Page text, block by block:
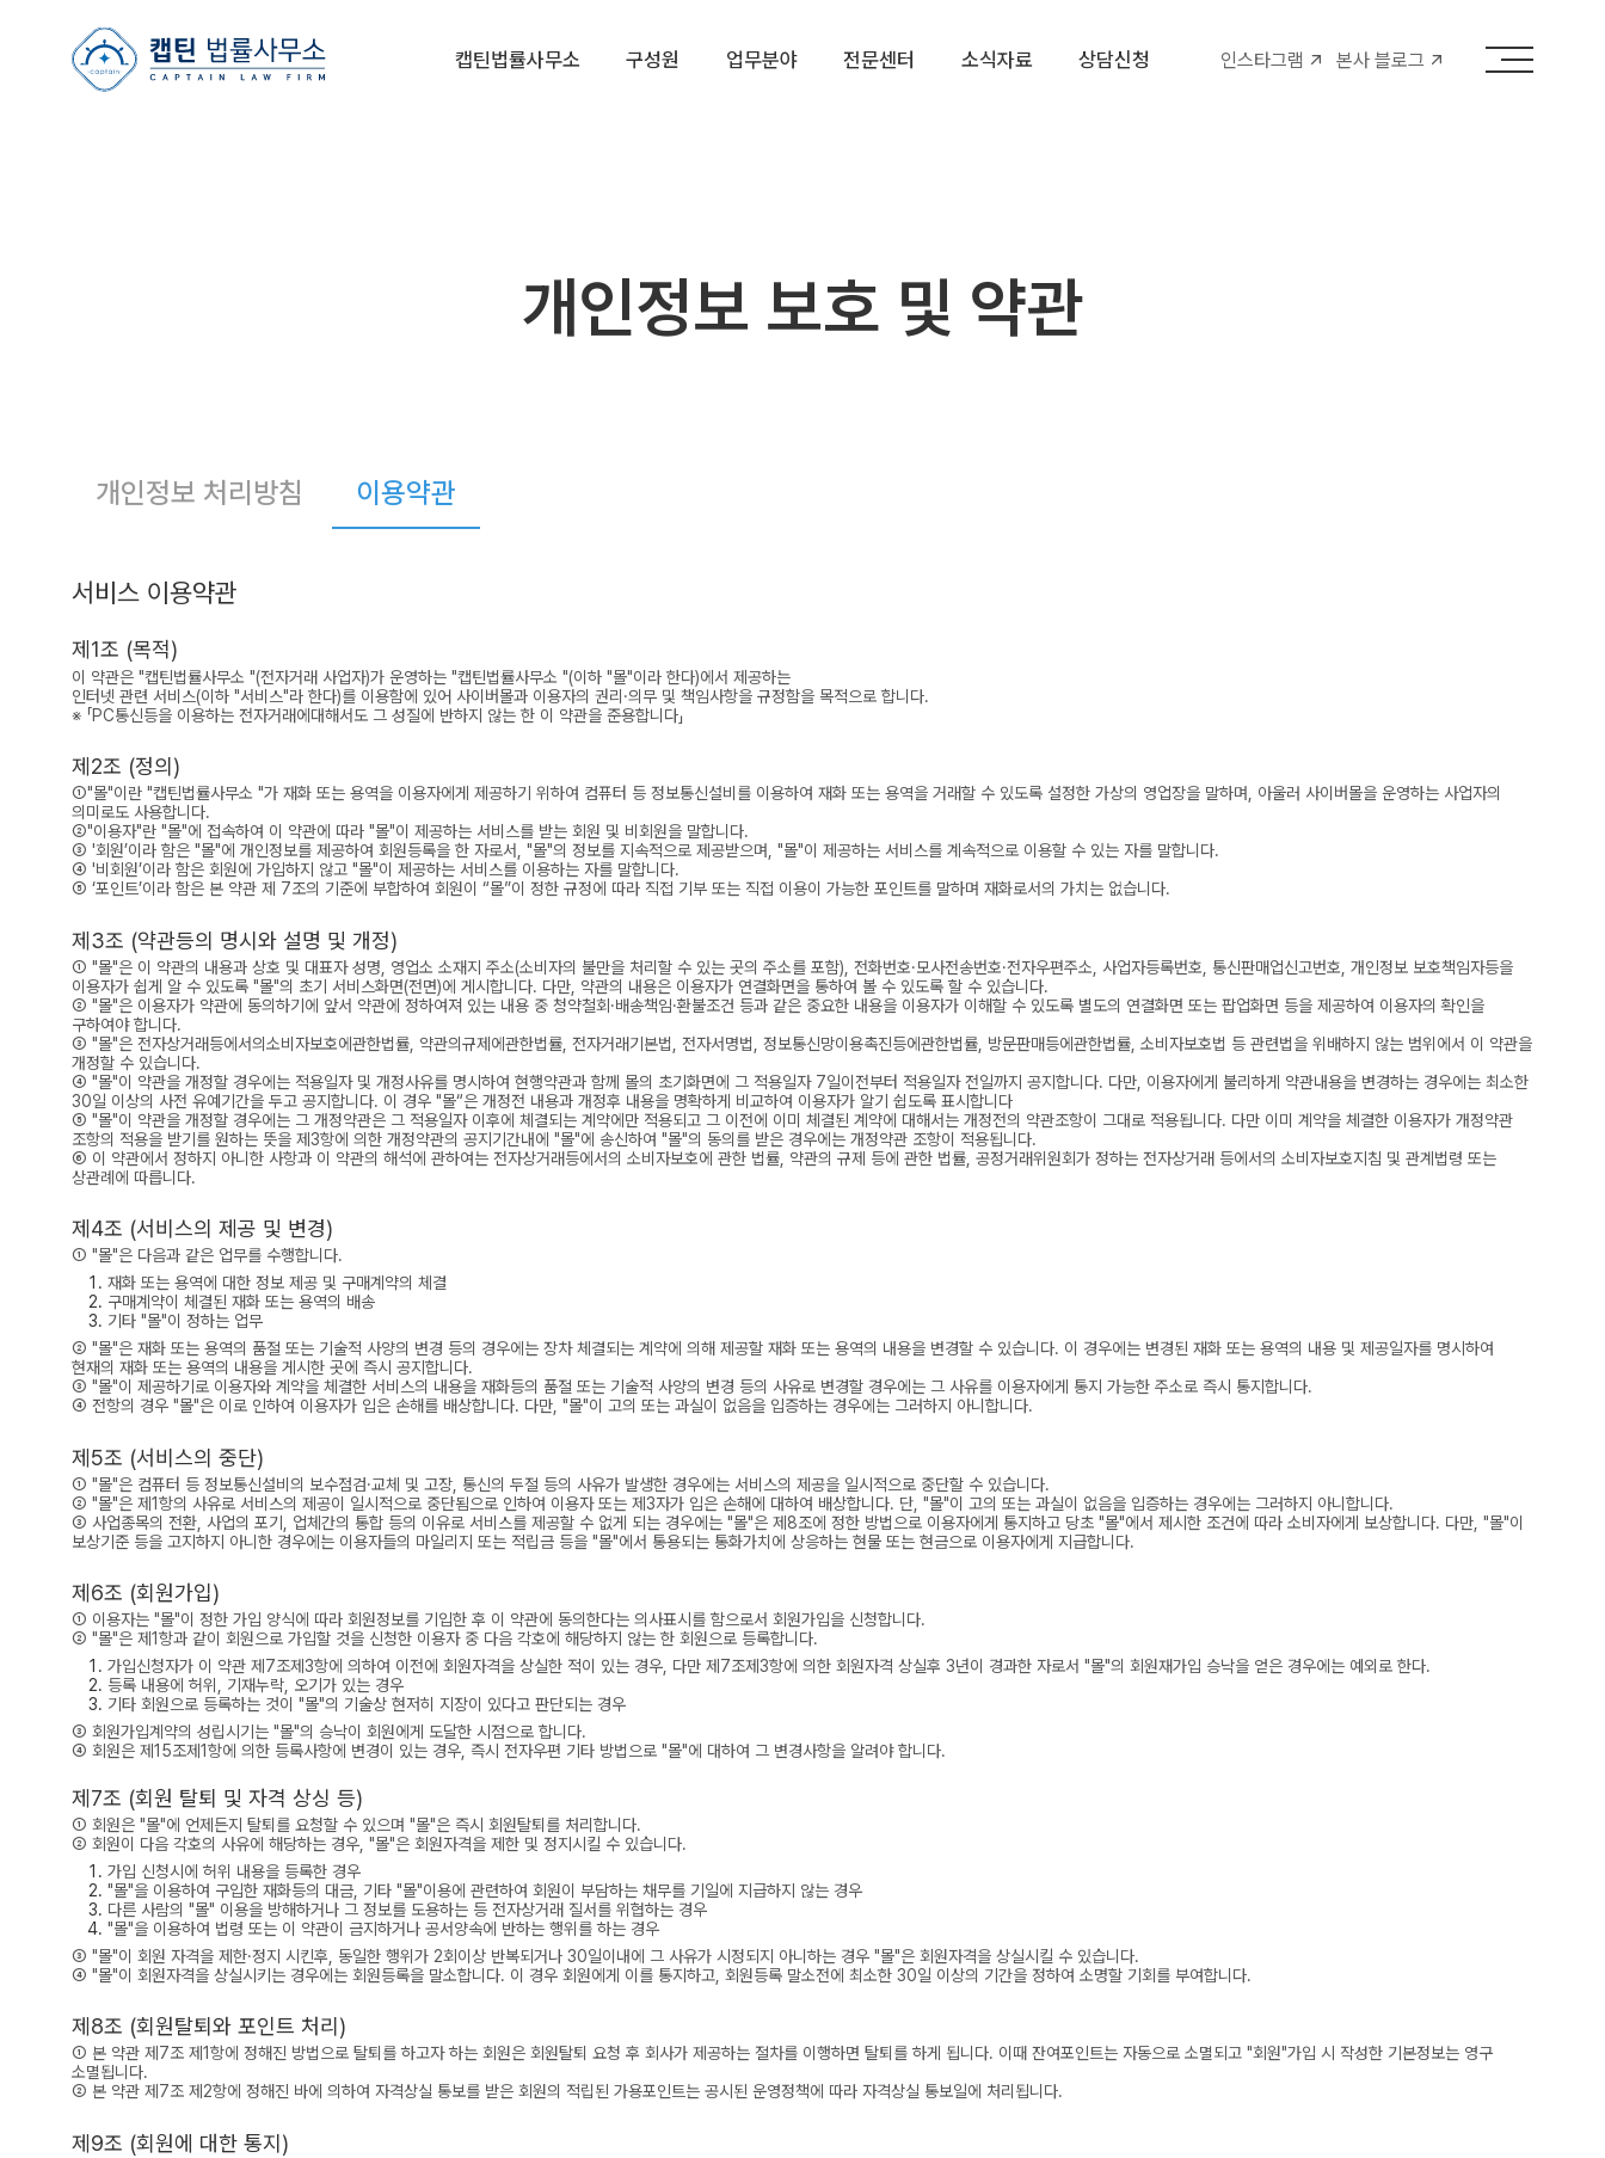
캡틴법률사무소
캡틴법률사무소 구성원 업무분야 전문센터 소식자료 상담신청 인스타그램 본사 블로그
개인정보 보호 및 약관
개인정보 처리방침 이용약관
서비스 이용약관
제1조 (목적)
이 약관은 "캡틴법률사무소 "(전자거래 사업자)가 운영하는 "캡틴법률사무소 "(이하 "몰"이라 한다)에서 제공하는
인터넷 관련 서비스(이하 "서비스"라 한다)를 이용함에 있어 사이버몰과 이용자의 권리·의무 및 책임사항을 규정함을 목적으로 합니다.
※ 「PC통신등을 이용하는 전자거래에대해서도 그 성질에 반하지 않는 한 이 약관을 준용합니다」
제2조 (정의)
①"몰"이란 "캡틴법률사무소 "가 재화 또는 용역을 이용자에게 제공하기 위하여 컴퓨터 등 정보통신설비를 이용하여 재화 또는 용역을 거래할 수 있도록 설정한 가상의 영업장을 말하며, 아울러 사이버몰을 운영하는 사업자의
의미로도 사용합니다.
②"이용자"란 "몰"에 접속하여 이 약관에 따라 "몰"이 제공하는 서비스를 받는 회원 및 비회원을 말합니다.
③ '회원’이라 함은 "몰"에 개인정보를 제공하여 회원등록을 한 자로서, "몰"의 정보를 지속적으로 제공받으며, "몰"이 제공하는 서비스를 계속적으로 이용할 수 있는 자를 말합니다.
④ '비회원’이라 함은 회원에 가입하지 않고 "몰"이 제공하는 서비스를 이용하는 자를 말합니다.
⑤ ‘포인트’이라 함은 본 약관 제 7조의 기준에 부합하여 회원이 “몰”이 정한 규정에 따라 직접 기부 또는 직접 이용이 가능한 포인트를 말하며 재화로서의 가치는 없습니다.
제3조 (약관등의 명시와 설명 및 개정)
① "몰"은 이 약관의 내용과 상호 및 대표자 성명, 영업소 소재지 주소(소비자의 불만을 처리할 수 있는 곳의 주소를 포함), 전화번호·모사전송번호·전자우편주소, 사업자등록번호, 통신판매업신고번호, 개인정보 보호책임자등을
이용자가 쉽게 알 수 있도록 "몰"의 초기 서비스화면(전면)에 게시합니다. 다만, 약관의 내용은 이용자가 연결화면을 통하여 볼 수 있도록 할 수 있습니다.
② "몰"은 이용자가 약관에 동의하기에 앞서 약관에 정하여져 있는 내용 중 청약철회·배송책임·환불조건 등과 같은 중요한 내용을 이용자가 이해할 수 있도록 별도의 연결화면 또는 팝업화면 등을 제공하여 이용자의 확인을
구하여야 합니다.
③ "몰"은 전자상거래등에서의소비자보호에관한법률, 약관의규제에관한법률, 전자거래기본법, 전자서명법, 정보통신망이용촉진등에관한법률, 방문판매등에관한법률, 소비자보호법 등 관련법을 위배하지 않는 범위에서 이 약관을
개정할 수 있습니다.
④ "몰"이 약관을 개정할 경우에는 적용일자 및 개정사유를 명시하여 현행약관과 함께 몰의 초기화면에 그 적용일자 7일이전부터 적용일자 전일까지 공지합니다. 다만, 이용자에게 불리하게 약관내용을 변경하는 경우에는 최소한
30일 이상의 사전 유예기간을 두고 공지합니다. 이 경우 "몰“은 개정전 내용과 개정후 내용을 명확하게 비교하여 이용자가 알기 쉽도록 표시합니다
⑤ "몰"이 약관을 개정할 경우에는 그 개정약관은 그 적용일자 이후에 체결되는 계약에만 적용되고 그 이전에 이미 체결된 계약에 대해서는 개정전의 약관조항이 그대로 적용됩니다. 다만 이미 계약을 체결한 이용자가 개정약관
조항의 적용을 받기를 원하는 뜻을 제3항에 의한 개정약관의 공지기간내에 "몰"에 송신하여 "몰"의 동의를 받은 경우에는 개정약관 조항이 적용됩니다.
⑥ 이 약관에서 정하지 아니한 사항과 이 약관의 해석에 관하여는 전자상거래등에서의 소비자보호에 관한 법률, 약관의 규제 등에 관한 법률, 공정거래위원회가 정하는 전자상거래 등에서의 소비자보호지침 및 관계법령 또는
상관례에 따릅니다.
제4조 (서비스의 제공 및 변경)
① "몰"은 다음과 같은 업무를 수행합니다.
재화 또는 용역에 대한 정보 제공 및 구매계약의 체결
구매계약이 체결된 재화 또는 용역의 배송
기타 "몰"이 정하는 업무
② "몰"은 재화 또는 용역의 품절 또는 기술적 사양의 변경 등의 경우에는 장차 체결되는 계약에 의해 제공할 재화 또는 용역의 내용을 변경할 수 있습니다. 이 경우에는 변경된 재화 또는 용역의 내용 및 제공일자를 명시하여
현재의 재화 또는 용역의 내용을 게시한 곳에 즉시 공지합니다.
③ "몰"이 제공하기로 이용자와 계약을 체결한 서비스의 내용을 재화등의 품절 또는 기술적 사양의 변경 등의 사유로 변경할 경우에는 그 사유를 이용자에게 통지 가능한 주소로 즉시 통지합니다.
④ 전항의 경우 "몰"은 이로 인하여 이용자가 입은 손해를 배상합니다. 다만, "몰"이 고의 또는 과실이 없음을 입증하는 경우에는 그러하지 아니합니다.
제5조 (서비스의 중단)
① "몰"은 컴퓨터 등 정보통신설비의 보수점검·교체 및 고장, 통신의 두절 등의 사유가 발생한 경우에는 서비스의 제공을 일시적으로 중단할 수 있습니다.
② "몰"은 제1항의 사유로 서비스의 제공이 일시적으로 중단됨으로 인하여 이용자 또는 제3자가 입은 손해에 대하여 배상합니다. 단, "몰"이 고의 또는 과실이 없음을 입증하는 경우에는 그러하지 아니합니다.
③ 사업종목의 전환, 사업의 포기, 업체간의 통합 등의 이유로 서비스를 제공할 수 없게 되는 경우에는 "몰"은 제8조에 정한 방법으로 이용자에게 통지하고 당초 "몰"에서 제시한 조건에 따라 소비자에게 보상합니다. 다만, "몰"이
보상기준 등을 고지하지 아니한 경우에는 이용자들의 마일리지 또는 적립금 등을 "몰"에서 통용되는 통화가치에 상응하는 현물 또는 현금으로 이용자에게 지급합니다.
제6조 (회원가입)
① 이용자는 "몰"이 정한 가입 양식에 따라 회원정보를 기입한 후 이 약관에 동의한다는 의사표시를 함으로서 회원가입을 신청합니다.
② "몰"은 제1항과 같이 회원으로 가입할 것을 신청한 이용자 중 다음 각호에 해당하지 않는 한 회원으로 등록합니다.
가입신청자가 이 약관 제7조제3항에 의하여 이전에 회원자격을 상실한 적이 있는 경우, 다만 제7조제3항에 의한 회원자격 상실후 3년이 경과한 자로서 "몰"의 회원재가입 승낙을 얻은 경우에는 예외로 한다.
등록 내용에 허위, 기재누락, 오기가 있는 경우
기타 회원으로 등록하는 것이 "몰"의 기술상 현저히 지장이 있다고 판단되는 경우
③ 회원가입계약의 성립시기는 "몰"의 승낙이 회원에게 도달한 시점으로 합니다.
④ 회원은 제15조제1항에 의한 등록사항에 변경이 있는 경우, 즉시 전자우편 기타 방법으로 "몰"에 대하여 그 변경사항을 알려야 합니다.
제7조 (회원 탈퇴 및 자격 상싱 등)
① 회원은 "몰"에 언제든지 탈퇴를 요청할 수 있으며 "몰"은 즉시 회원탈퇴를 처리합니다.
② 회원이 다음 각호의 사유에 해당하는 경우, "몰"은 회원자격을 제한 및 정지시킬 수 있습니다.
가입 신청시에 허위 내용을 등록한 경우
"몰"을 이용하여 구입한 재화등의 대금, 기타 "몰"이용에 관련하여 회원이 부담하는 채무를 기일에 지급하지 않는 경우
다른 사람의 "몰" 이용을 방해하거나 그 정보를 도용하는 등 전자상거래 질서를 위협하는 경우
"몰"을 이용하여 법령 또는 이 약관이 금지하거나 공서양속에 반하는 행위를 하는 경우
③ "몰"이 회원 자격을 제한·정지 시킨후, 동일한 행위가 2회이상 반복되거나 30일이내에 그 사유가 시정되지 아니하는 경우 "몰"은 회원자격을 상실시킬 수 있습니다.
④ "몰"이 회원자격을 상실시키는 경우에는 회원등록을 말소합니다. 이 경우 회원에게 이를 통지하고, 회원등록 말소전에 최소한 30일 이상의 기간을 정하여 소명할 기회를 부여합니다.
제8조 (회원탈퇴와 포인트 처리)
① 본 약관 제7조 제1항에 정해진 방법으로 탈퇴를 하고자 하는 회원은 회원탈퇴 요청 후 회사가 제공하는 절차를 이행하면 탈퇴를 하게 됩니다. 이때 잔여포인트는 자동으로 소멸되고 "회원"가입 시 작성한 기본정보는 영구
소멸됩니다.
② 본 약관 제7조 제2항에 정해진 바에 의하여 자격상실 통보를 받은 회원의 적립된 가용포인트는 공시된 운영정책에 따라 자격상실 통보일에 처리됩니다.
제9조 (회원에 대한 통지)